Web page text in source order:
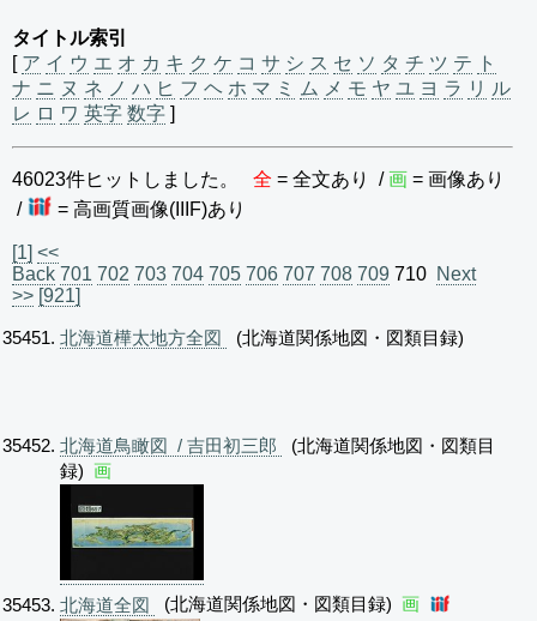
タイトル索引
[ ア イ ウ エ オ カ キ ク ケ コ サ シ ス セ ソ タ チ ツ テ
ト
ナ ニ ヌ ネ ノ ハ ヒ フ ヘ ホ マ ミ ム メ モ ヤ ユ ヨ ラ リ ル
レ ロ ワ 英字 数字 ]
46023件ヒットしました。 全 = 全文あり /画 = 画像あり
/
= 高画質画像(IIIF)あり
[1] <<
Back 701 702 703 704 705 706 707 708 709 710 Next
>> [921]
北海道樺太地方全図 (北海道関係地図・図類目録)
北海道鳥瞰図 / 吉田初三郎
(北海道関係地図・図類目
録) 画
北海道全図 (北海道関係地図・図類目録) 画